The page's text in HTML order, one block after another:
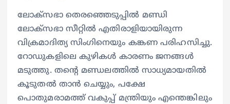
ലോക്സഭാ തെരഞ്ഞെടുപ്പിൽ മണ്ഡി
ലോക്‌സഭാ സീറ്റിൽ എതിരാളിയായിരുന്ന
വിക്രമാദിത്യ സിംഗിനെയും കങ്കണ പരിഹസിച്ചു.
റോഡുകളിലെ കുഴികൾ കാരണം ജനങ്ങൾ
മടുത്തു. തന്‍റെ മണ്ഡലത്തിൽ സാധ്യമായതിൽ
കൂടുതൽ താൻ ചെയ്യും, പക്ഷേ
പൊതുമരാമത്ത് വകുപ്പ് മന്ത്രിയും എന്തെങ്കിലും